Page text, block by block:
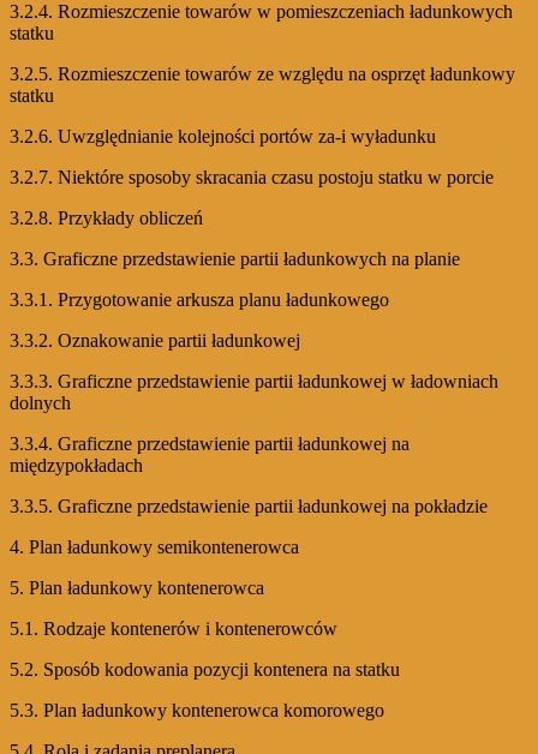
3.2.4. Rozmieszczenie towarów w pomieszczeniach ładunkowych
statku
3.2.5. Rozmieszczenie towarów ze względu na osprzęt ładunkowy
statku
3.2.6. Uwzględnianie kolejności portów za-i wyładunku
3.2.7. Niektóre sposoby skracania czasu postoju statku w porcie
3.2.8. Przykłady obliczeń
3.3. Graficzne przedstawienie partii ładunkowych na planie
3.3.1. Przygotowanie arkusza planu ładunkowego
3.3.2. Oznakowanie partii ładunkowej
3.3.3. Graficzne przedstawienie partii ładunkowej w ładowniach
dolnych
3.3.4. Graficzne przedstawienie partii ładunkowej na
międzypokładach
3.3.5. Graficzne przedstawienie partii ładunkowej na pokładzie
4. Plan ładunkowy semikontenerowca
5. Plan ładunkowy kontenerowca
5.1. Rodzaje kontenerów i kontenerowców
5.2. Sposób kodowania pozycji kontenera na statku
5.3. Plan ładunkowy kontenerowca komorowego